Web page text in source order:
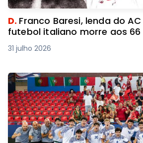
D. Franco Baresi, lenda do
futebol italiano morre aos 66
31 julho 2026